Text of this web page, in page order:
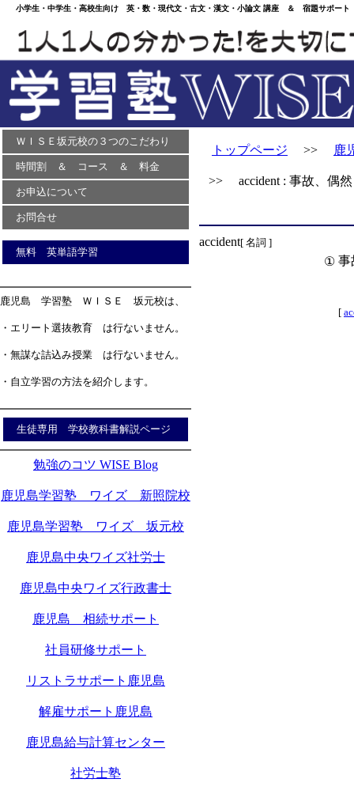
小学生・中学生・高校生向け 英・数・現代文・古文・漢文・小論文 講座 ＆ 宿題サポー
ＷＩＳＥ坂元校の３つのこだわり
時間割 ＆ コース ＆ 料金
お申込について
お問合せ
無料 英単語学習
鹿児島 学習塾 ＷＩＳＥ 坂元校は、
・エリート選抜教育 は行ないません。
・無謀な詰込み授業 は行ないません。
・自立学習の方法を紹介します。
生徒専用 学校教科書解説ページ
勉強のコツ WISE Blog
鹿児島学習塾 ワイズ 新照院校
鹿児島学習塾 ワイズ 坂元校
鹿児島中央ワイズ社労士
鹿児島中央ワイズ行政書士
鹿児島 相続サポート
社員研修サポート
リストラサポート鹿児島
解雇サポート鹿児島
鹿児島給与計算センター
社労士塾
トップページ >> 鹿
>> accident : 事故、偶然
accident[ 名詞 ]
① 事
[